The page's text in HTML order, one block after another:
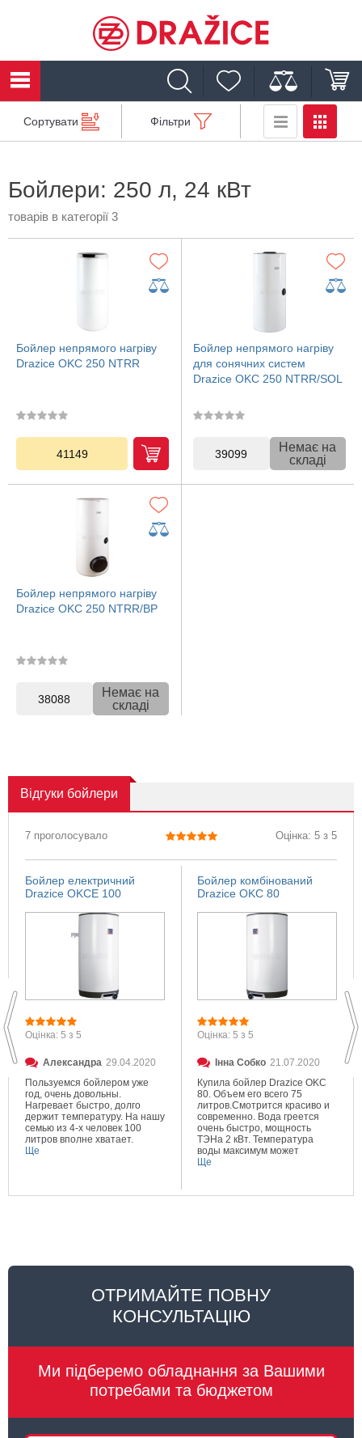
Сортувати Фільтри
Бойлери: 250 л, 24 кВт
товарів в категорії 3
Бойлер непрямого нагріву
Drazice OKC 250 NTRR
41149
Бойлер непрямого нагріву
для сонячних систем
Drazice OKC 250 NTRR/SOL
39099
Немає на
складі
Бойлер непрямого нагріву
Drazice OKC 250 NTRR/BP
38088
Немає на
складі
Відгуки бойлери
7 проголосувало Оцінка: 5 з 5
Бойлер електричний
Drazice OKCE 100
Оцінка: 5 з 5
Александра 29.04.2020
Пользуемся бойлером уже
год, очень довольны.
Нагревает быстро, долго
держит температуру. На нашу
семью из 4-х человек 100
литров вполне хватает.
Ще
Бойлер комбінований
Drazice OKC 80
Оцінка: 5 з 5
Інна Собко 21.07.2020
Купила бойлер Drazice OKC
80. Объем его всего 75
литров.Смотрится красиво и
современно. Вода греется
очень быстро, мощность
ТЭНа 2 кВт. Температура
воды максимум может
составлять 80 градусов.
Ще
ОТРИМАЙТЕ ПОВНУ
КОНСУЛЬТАЦІЮ
Ми підберемо обладнання за Вашими
потребами та бюджетом